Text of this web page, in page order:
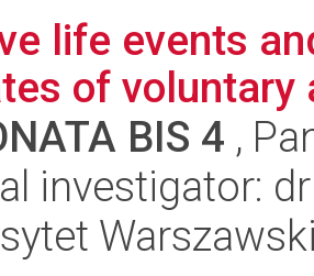
life events
of
BIS 4 ,
investigator: